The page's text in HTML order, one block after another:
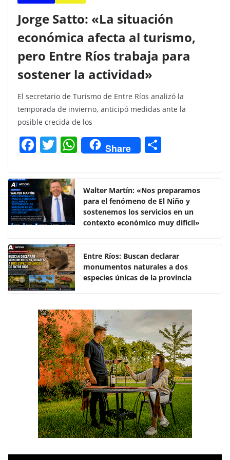
Jorge Satto: «La situación
económica afecta al turismo,
pero Entre Ríos trabaja para
sostener la actividad»
El secretario de Turismo de Entre Ríos analizó la
temporada de invierno, anticipó medidas ante la
posible crecida de los
F
c
e
b
o
o
k
T
itt
er
W
h
s
A
p
Share
p
ar
tir
Walter Martín: «Nos preparamos
para el fenómeno de El Niño y
sostenemos los servicios en un
contexto económico muy difícil»
Entre Ríos: Buscan declarar
monumentos naturales a dos
especies únicas de la provincia